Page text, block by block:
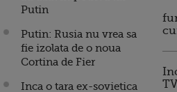
Putin
Putin: Rusia nu vrea sa
fie izolata de o noua
Cortina de Fier
Inca o tara ex-sovietica